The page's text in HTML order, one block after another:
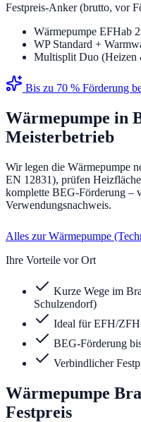
Festpreis-Anker (brutto, vor
Wärmepumpe EFHab
WP Standard +
Multisplit Duo (Heizen
Bis zu 70 % Förderung
Wärmepumpe in
Meisterbetrieb
Wir legen die Wärmepumpe
EN 12831), prüfen
komplette BEG-Förderung –
Verwendungsnachweis.
Alles zur Wärmepumpe
Ihre Vorteile vor Ort
Kurze Wege im
Schulzendorf)
Ideal für EFH/ZFH
BEG-Förderung
Verbindlicher
Wärmepumpe
Festpreis